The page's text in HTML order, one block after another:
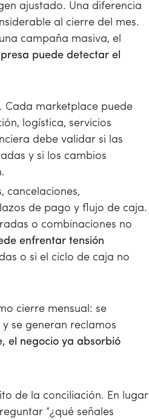
ajustado. Una diferencia
al cierre del mes.
campaña masiva, el
puede detectar el
Cada marketplace puede
logística, servicios
debe validar si las
y si los cambios
cancelaciones,
de pago y flujo de caja.
o combinaciones no
enfrentar tensión
o si el ciclo de caja no
cierre mensual: se
se generan reclamos
el negocio ya absorbió
de la conciliación. En lugar
“¿qué señales